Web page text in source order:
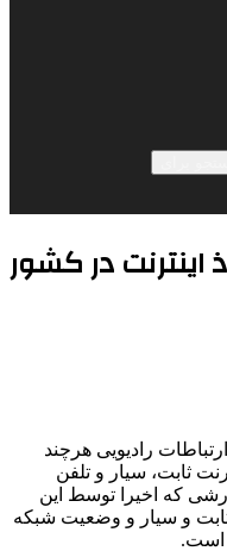
در کشور
رادیویی هرچند
ثابت، سیار و تلفن
که اخیرا توسط این
و سیار و وضعیت شبکه
است.